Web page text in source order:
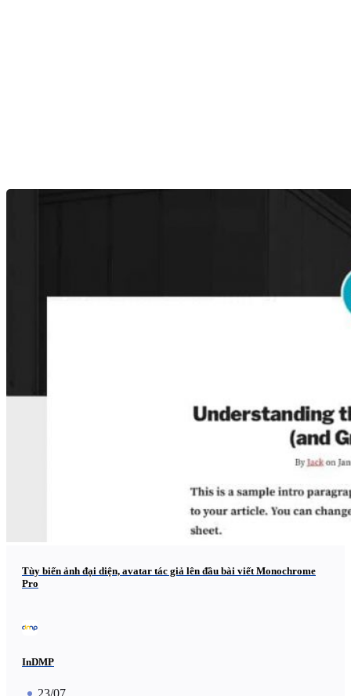
Tùy biến ảnh đại diện, avatar tác giả lên đầu bài viết Monochrome
Pro
InDMP
23/07